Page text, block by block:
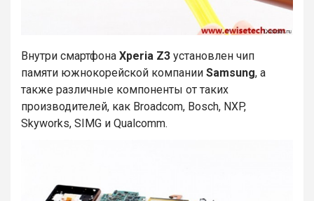
Внутри смартфона Xperia Z3 установлен чип
памяти южнокорейской компании Samsung, а
также различные компоненты от таких
производителей, как Broadcom, Bosch, NXP,
Skyworks, SIMG и Qualcomm.